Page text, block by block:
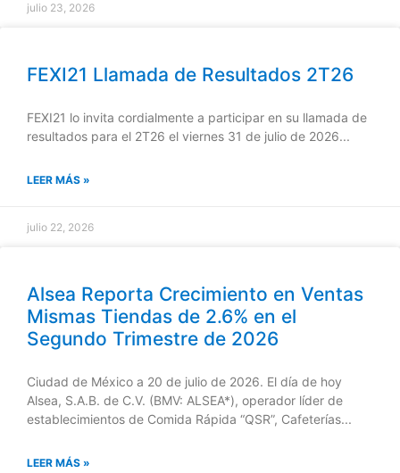
julio 23, 2026
FEXI21 Llamada de Resultados 2T26
FEXI21 lo invita cordialmente a participar en su llamada de
resultados para el 2T26 el viernes 31 de julio de 2026...
LEER MÁS »
julio 22, 2026
Alsea Reporta Crecimiento en Ventas
Mismas Tiendas de 2.6% en el
Segundo Trimestre de 2026
Ciudad de México a 20 de julio de 2026. El día de hoy
Alsea, S.A.B. de C.V. (BMV: ALSEA*), operador líder de
establecimientos de Comida Rápida “QSR”, Cafeterías...
LEER MÁS »